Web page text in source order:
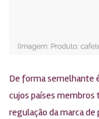
De forma semelhante
cujos países membros
regulação da marca